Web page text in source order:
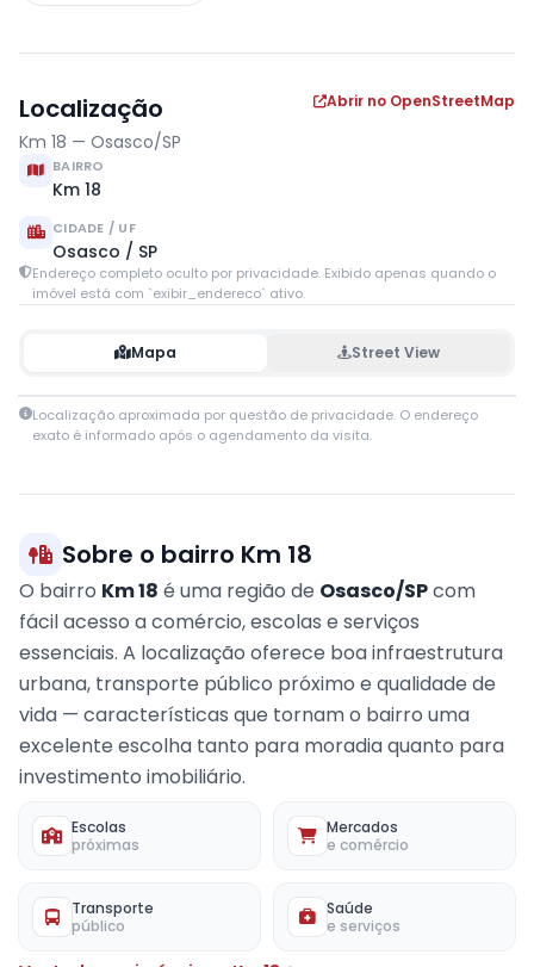
Localização
Km 18 — Osasco/SP
Abrir no OpenStreetMap
BAIRRO
Km 18
CIDADE / UF
Osasco / SP
Endereço completo oculto por privacidade. Exibido apenas quando o
imóvel está com `exibir_endereco` ativo.
Mapa Street View
+
Localização aproximada por questão de privacidade. O endereço
exato é informado após o agendamento da visita.
Sobre o bairro Km 18
O bairro Km 18 é uma região de Osasco/SPcom
fácil acesso a comércio, escolas e serviços
essenciais. A localização oferece boa infraestrutura
urbana, transporte público próximo e qualidade de
vida — características que tornam o bairro uma
excelente escolha tanto para moradia quanto para
investimento imobiliário.
Escolas
próximas
Mercados
e comércio
Transporte
público
Saúde
e serviços